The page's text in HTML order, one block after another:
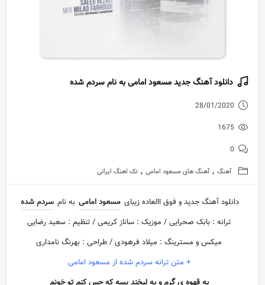
دانلود آهنگ جدید مسعود امامی به نام سردم شده
28/01/2020
1675
0
آهنگ , آهنگ های مسعود امامی , تک اهنگ ایرانی
دانلود آهنگ جدید و فوق االعاده زیبای مسعود امامی به نام سردم شده
ترانه : بابک صحرایی / موزیک : ساناز کریمی / تنظیم : سعید رضایی
میکس و مسترینگ : میلاد فرهودی / طراحی : بهرنگ نامداری
+ متن ترانه سردم شده از مسعود امامی